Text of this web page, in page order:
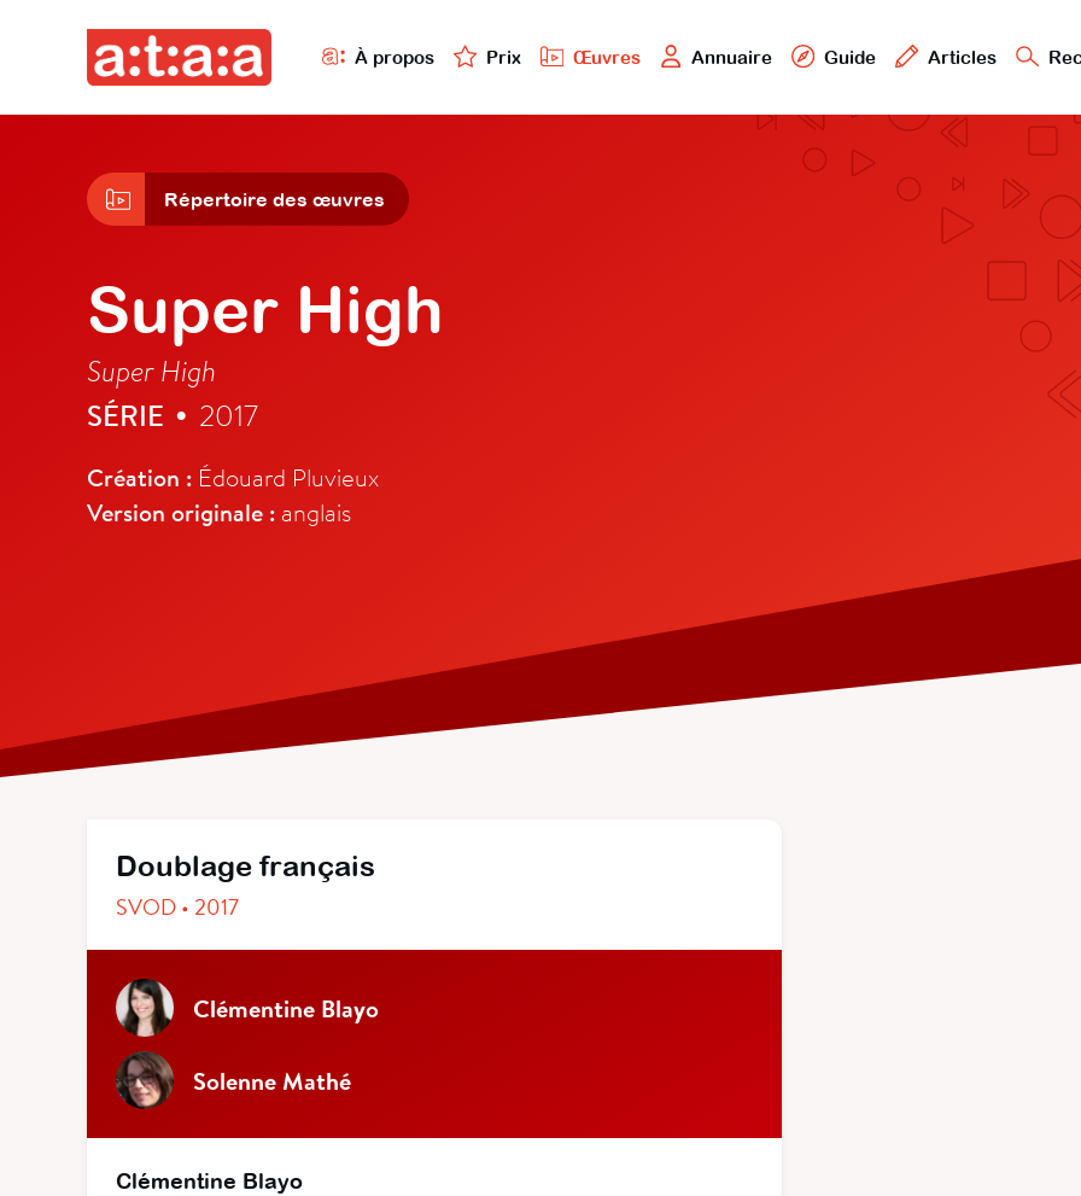
À propos Prix Œuvres Annuaire Guide Articles
Répertoire des œuvres
Super High
Super High
SÉRIE • 2017
Création : Édouard Pluvieux
Version originale : anglais
Doublage français
SVOD • 2017
Clémentine Blayo
Solenne Mathé
Clémentine Blayo